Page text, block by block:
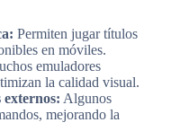
Permiten jugar títulos
en móviles.
emuladores
la calidad visual.
Algunos
mejorando la